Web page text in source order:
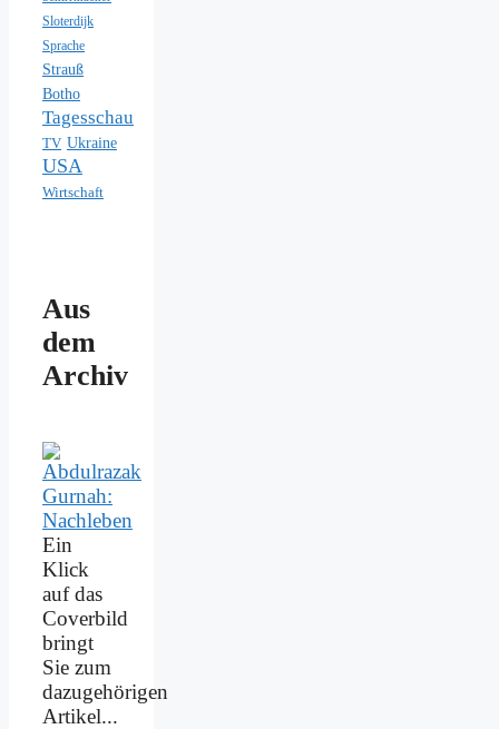
Sloterdijk
Sprache
Strauß
Botho
Tagesschau
TV Ukraine
USA
Wirtschaft
Aus
dem
Archiv
Ein
Klick
auf das
Coverbild
bringt
Sie zum
dazugehörigen
Artikel...